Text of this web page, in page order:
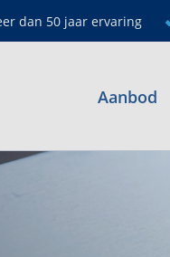
dan 50 jaar ervaring
Aanbod